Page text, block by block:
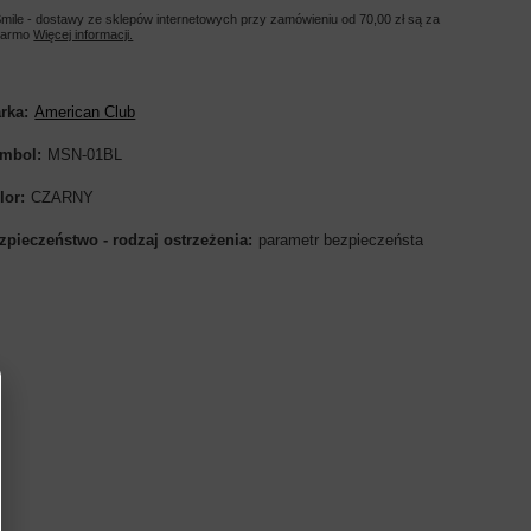
- dostawy ze sklepów internetowych przy zamówieniu od 70,00 zł są za
Więcej informacji.
American Club
MSN-01BL
CZARNY
- rodzaj ostrzeżenia parametr bezpieczeństa